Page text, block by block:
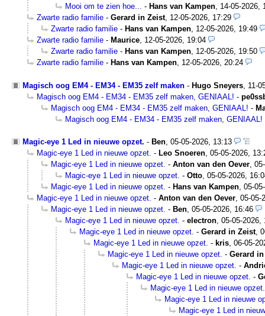
Mooi om te zien hoe...
- Hans van Kampen 14-05-2026,
Zwarte radio familie - Gerard in Zeist, 12-05-2026, 17:29
Zwarte radio familie - Hans van Kampen 12-05-2026, 19:49
Zwarte radio familie - Maurice 12-05-2026, 19:04
Zwarte radio familie - Hans van Kampen 12-05-2026, 19:50
Zwarte radio familie - Hans van Kampen 12-05-2026, 20:24
Magisch oog EM4 - EM34 - EM35 zelf maken - Hugo Sneyers 11-
Magisch oog EM4 - EM34 - EM35 zelf maken, GENIAAL! -
Magisch oog EM4 - EM34 - EM35 zelf maken, GENIAAL! -
Magisch oog EM4 - EM34 - EM35 zelf maken, GENIAAL!
Magic-eye 1 Led in nieuwe opzet. - Ben, 05-05-2026, 13:13
Magic-eye 1 Led in nieuwe opzet. - Leo Snoeren, 05-05-2026,
Magic-eye 1 Led in nieuwe opzet. - Anton van den Oever,
Magic-eye 1 Led in nieuwe opzet. - Otto, 05-05-2026,
Magic-eye 1 Led in nieuwe opzet. - Hans van Kampen, 05-
Magic-eye 1 Led in nieuwe opzet. - Anton van den Oever, 05-05-
Magic-eye 1 Led in nieuwe opzet. - Ben, 05-05-2026, 16:46
Magic-eye 1 Led in nieuwe opzet. - electron, 05-05-2026,
Magic-eye 1 Led in nieuwe opzet. - Gerard in Zeist,
Magic-eye 1 Led in nieuwe opzet. - kris, 06-05-
Magic-eye 1 Led in nieuwe opzet. - Gerard
Magic-eye 1 Led in nieuwe opzet. -
Magic-eye 1 Led in nieuwe opzet. -
Magic-eye 1 Led in nieuwe opzet.
Magic-eye 1 Led in nieuwe
Magic-eye 1 Led in